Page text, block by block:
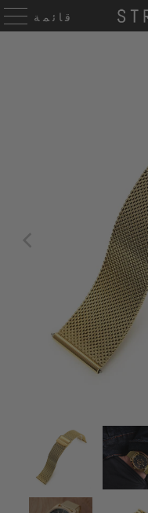
قائمة